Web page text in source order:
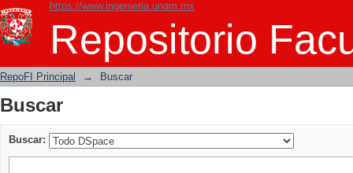
https://www.ingenieria.unam.mx
Repositorio
Buscar
RepoFI Principal → Buscar
Buscar
Buscar: